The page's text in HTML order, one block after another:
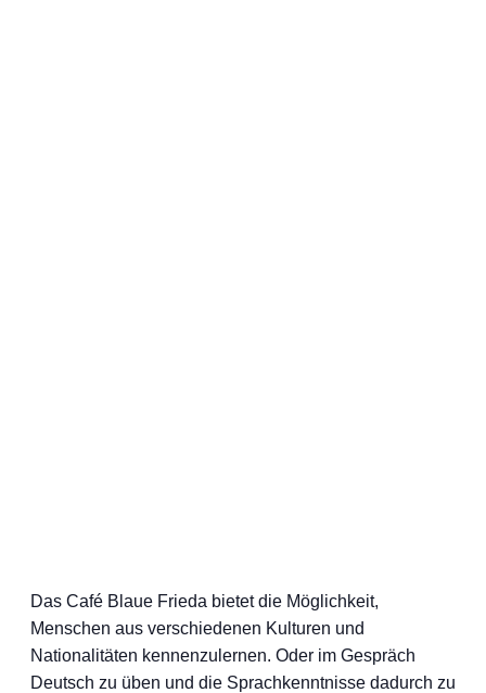
Das Café Blaue Frieda bietet die Möglichkeit,
Menschen aus verschiedenen Kulturen und
Nationalitäten kennenzulernen. Oder im Gespräch
Deutsch zu üben und die Sprachkenntnisse dadurch zu